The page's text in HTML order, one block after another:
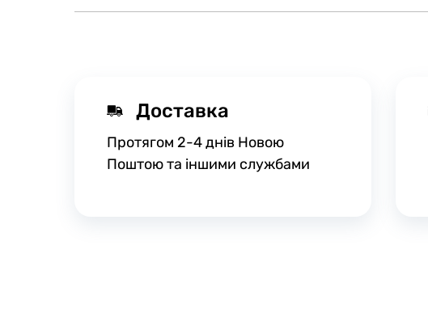
Доставка
Протягом 2-4 днів Новою
Поштою та іншими службами